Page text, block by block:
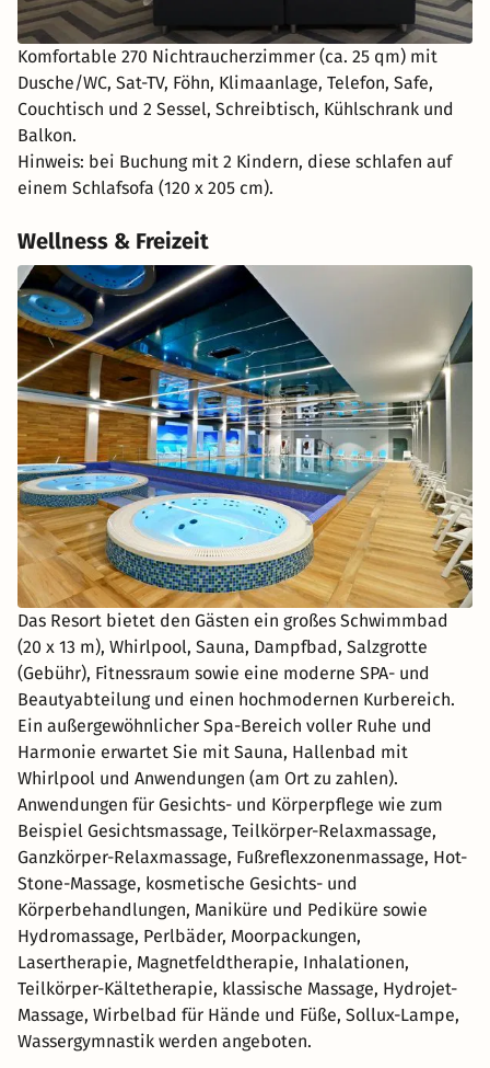
Komfortable 270 Nichtraucherzimmer (ca. 25 qm) mit
Dusche/WC, Sat-TV, Föhn, Klimaanlage, Telefon, Safe,
Couchtisch und 2 Sessel, Schreibtisch, Kühlschrank und
Balkon.
Hinweis: bei Buchung mit 2 Kindern, diese schlafen auf
einem Schlafsofa (120 x 205 cm).
Wellness & Freizeit
Das Resort bietet den Gästen ein großes Schwimmbad
(20 x 13 m), Whirlpool, Sauna, Dampfbad, Salzgrotte
(Gebühr), Fitnessraum sowie eine moderne SPA- und
Beautyabteilung und einen hochmodernen Kurbereich.
Ein außergewöhnlicher Spa-Bereich voller Ruhe und
Harmonie erwartet Sie mit Sauna, Hallenbad mit
Whirlpool und Anwendungen (am Ort zu zahlen).
Anwendungen für Gesichts- und Körperpflege wie zum
Beispiel Gesichtsmassage, Teilkörper-Relaxmassage,
Ganzkörper-Relaxmassage, Fußreflexzonenmassage, Hot-
Stone-Massage, kosmetische Gesichts- und
Körperbehandlungen, Maniküre und Pediküre sowie
Hydromassage, Perlbäder, Moorpackungen,
Lasertherapie, Magnetfeldtherapie, Inhalationen,
Teilkörper-Kältetherapie, klassische Massage, Hydrojet-
Massage, Wirbelbad für Hände und Füße, Sollux-Lampe,
Wassergymnastik werden angeboten.